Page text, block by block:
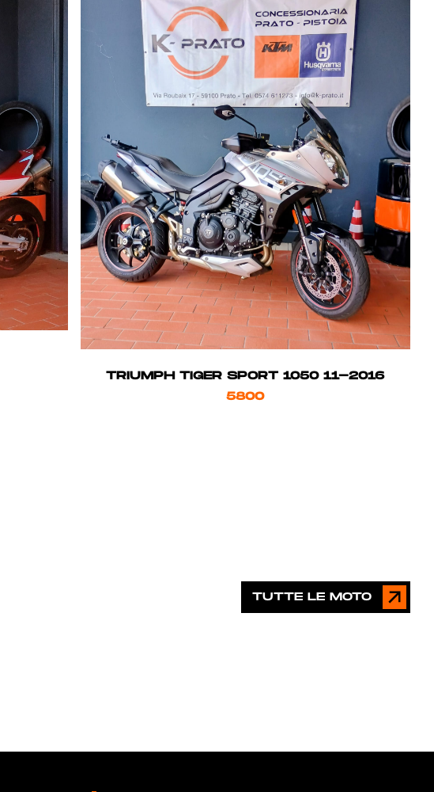
TRIUMPH TIGER SPORT 1050 11-2016
5800
TUTTE LE MOTO